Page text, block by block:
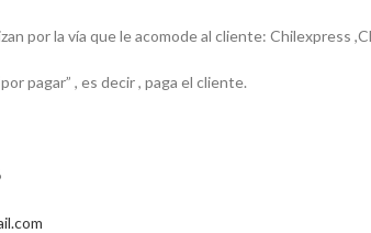
por la vía que le acomode al cliente: Chilexpress
pagar” , es decir , paga el cliente.